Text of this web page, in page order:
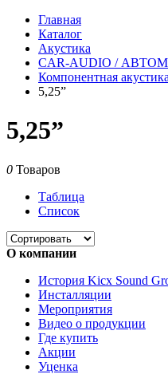
Главная
Каталог
Акустика
CAR-AUDIO /
Компонентная акустика
5,25”
5,25”
0 Товаров
Таблица
Список
О компании
История Kicx Sound
Инсталляции
Мероприятия
Видео о продукции
Где купить
Акции
Уценка